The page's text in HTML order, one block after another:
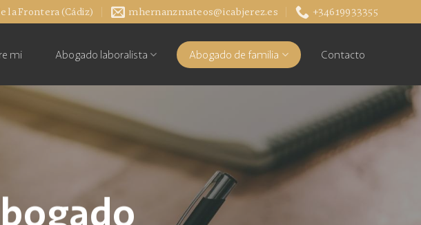
la Frontera (Cádiz) mhernanzmateos@icabjerez.es +34619933355
mi Abogado laboralista Abogado de familia Contacto